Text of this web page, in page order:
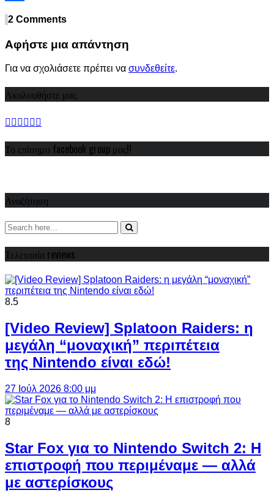
2 Comments
Αφήστε μια απάντηση
Για να σχολιάσετε πρέπει να συνδεθείτε.
Ακολουθήστε μας
Το επίσημο facebook group μας!!
Αναζήτηση
Τελευταία reviews
8.5
[Video Review] Splatoon Raiders: η
μεγάλη “μοναχική” περιπέτεια
της Nintendo είναι εδώ!
27 Ιούλ 2026 8:00 μμ
8
Star Fox για το Nintendo Switch 2: Η
επιστροφή που περιμέναμε — αλλά
με αστερίσκους